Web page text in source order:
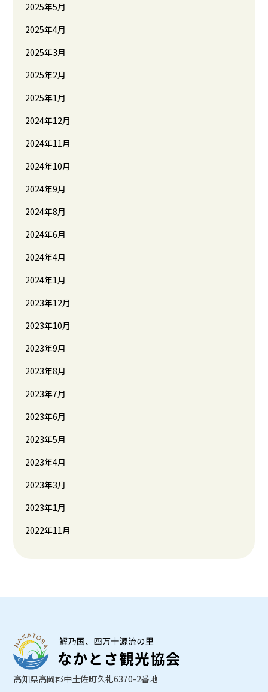
2025年5月
2025年4月
2025年3月
2025年2月
2025年1月
2024年12月
2024年11月
2024年10月
2024年9月
2024年8月
2024年6月
2024年4月
2024年1月
2023年12月
2023年10月
2023年9月
2023年8月
2023年7月
2023年6月
2023年5月
2023年4月
2023年3月
2023年1月
2022年11月
高知県高岡郡中土佐町久礼6370-2番地